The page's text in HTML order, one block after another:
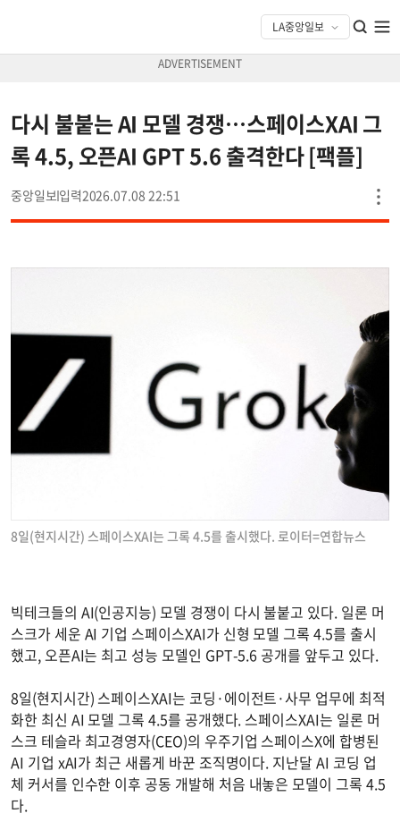
다시 불붙는 AI 모델 경쟁…스페이스XAI 그
록 4.5, 오픈AI GPT 5.6 출격한다 [팩플]
중앙일보 2026.07.08 22:51
8일(현지시간) 스페이스XAI는 그록 4.5를 출시했다. 로이터=연합뉴스
빅테크들의 AI(인공지능) 모델 경쟁이 다시 불붙고 있다. 일론 머
스크가 세운 AI 기업 스페이스XAI가 신형 모델 그록 4.5를 출시
했고, 오픈AI는 최고 성능 모델인 GPT-5.6 공개를 앞두고 있다.
8일(현지시간) 스페이스XAI는 코딩·에이전트·사무 업무에 최적
화한 최신 AI 모델 그록 4.5를 공개했다. 스페이스XAI는 일론 머
스크 테슬라 최고경영자(CEO)의 우주기업 스페이스X에 합병된
AI 기업 xAI가 최근 새롭게 바꾼 조직명이다. 지난달 AI 코딩 업
체 커서를 인수한 이후 공동 개발해 처음 내놓은 모델이 그록 4.5
다.